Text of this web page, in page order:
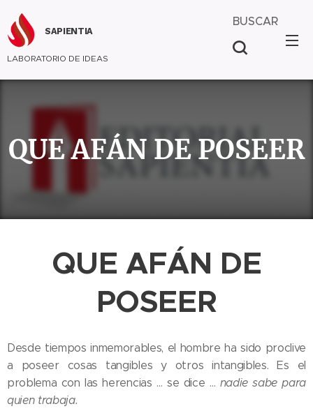
SAPIENTIA
LABORATORIO DE IDEAS
BUSCAR
QUE AFÁN DE POSEER
QUE AFÁN DE
POSEER
Desde tiempos inmemorables, el hombre ha sido proclive
a poseer cosas tangibles y otros intangibles. Es el
problema con las herencias … se dice … nadie sabe para
quien trabaja.